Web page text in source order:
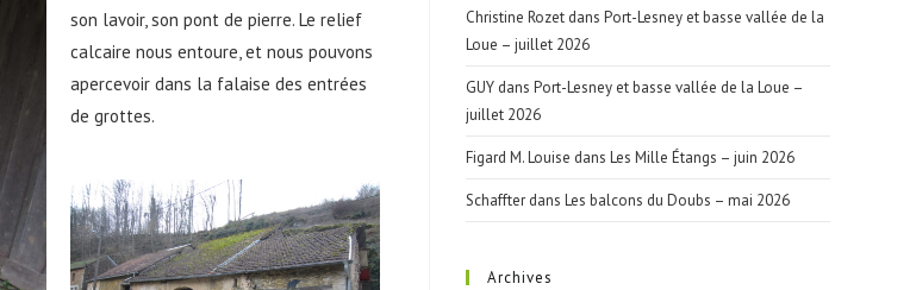
son lavoir, son pont de pierre. Le relief
calcaire nous entoure, et nous pouvons
apercevoir dans la falaise des entrées
de grottes.
Christine Rozet dans Port-Lesney et basse vallée de la
Loue – juillet 2026
GUY dans Port-Lesney et basse vallée de la Loue –
juillet 2026
Figard M. Louise dans Les Mille Étangs – juin 2026
Schaffter dans Les balcons du Doubs – mai 2026
Archives